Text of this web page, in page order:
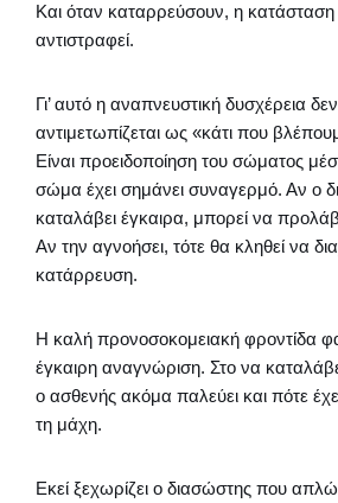
Και όταν καταρρεύσουν, η κατάσταση
αντιστραφεί.
Γι’ αυτό η αναπνευστική δυσχέρεια
αντιμετωπίζεται ως «κάτι που
Είναι προειδοποίηση του σώματος
σώμα έχει σημάνει συναγερμό. Αν ο
καταλάβει έγκαιρα, μπορεί να
Αν την αγνοήσει, τότε θα κληθεί να
κατάρρευση.
Η καλή προνοσοκομειακή φροντίδα
έγκαιρη αναγνώριση. Στο να
ο ασθενής ακόμα παλεύει και πότε
τη μάχη.
Εκεί ξεχωρίζει ο διασώστης που